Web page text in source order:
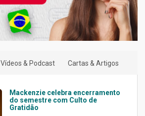
Vídeos & Podcast Cartas & Artigos
Mackenzie celebra encerramento
do semestre com Culto de
Gratidão